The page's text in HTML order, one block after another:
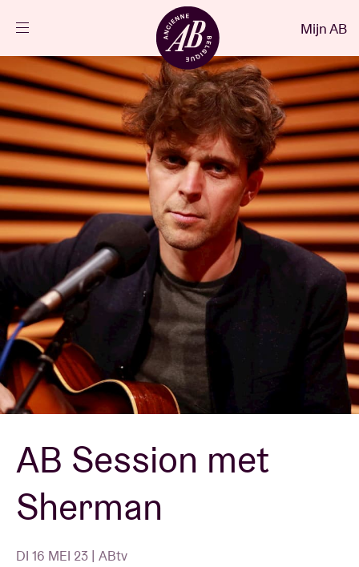
Agenda
Projecten
Nieuws
Bezoekersinfo
AB ❤ you
Zaalhuur
BRDCST
ABtv
Concertcheque
Mijn AB
AB Session met
Sherman
DI 16 MEI 23 | ABtv